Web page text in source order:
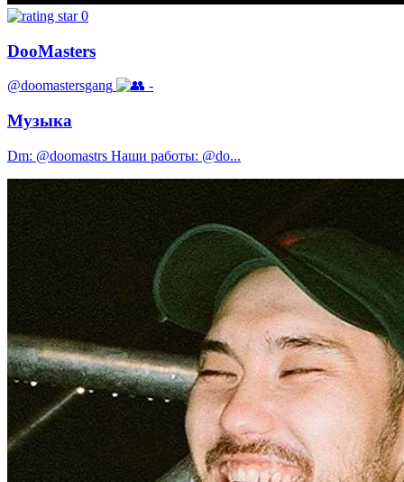
0
DooMasters
@doomastersgang -
Музыка
Dm: @doomastrs Наши работы: @do...